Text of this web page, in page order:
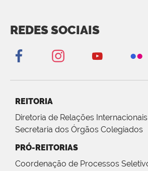
REDES SOCIAIS
REITORIA
Diretoria de Relações Internacionais
Secretaria dos Órgãos Colegiados
PRÓ-REITORIAS
Coordenação de Processos